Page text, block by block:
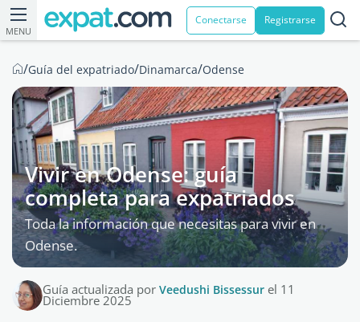
MENU
Conectarse Registrarse
/Guía del expatriado/Dinamarca/Odense
Vivir en Odense: guía
completa para expatriados
Toda la información que necesitas para vivir en
Odense.
Guía actualizada por Veedushi Bissessur el 11
Diciembre 2025